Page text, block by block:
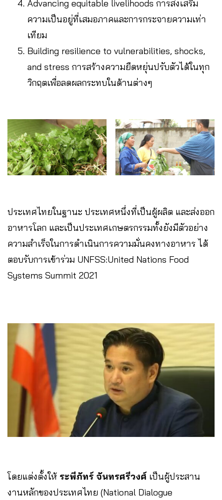
Advancing equitable livelihoods การส่งเสริม
ความเป็นอยู่ที่เสมอภาคและการกระจายความเท่า
เทียม
Building resilience to vulnerabilities, shocks,
and stress การสร้างความยืดหยุ่นปรับตัวได้ในทุก
วิกฤตเพื่อลดผลกระทบในด้านต่างๆ
ประเทศไทยในฐานะ ประเทศหนึ่งที่เป็นผู้ผลิต และส่งออก
อาหารโลก และเป็นประเทศเกษตรกรรมทั้งยังมีตัวอย่าง
ความสำเร็จในการดำเนินการความมั่นคงทางอาหาร ได้
ตอบรับการเข้าร่วม UNFSS:United Nations Food
Systems Summit 2021
โดยแต่งตั้งให้ ระพีภัทร์ จันทรศรีวงศ์ เป็นผู้ประสาน
งานหลักของประเทศไทย (National Dialogue